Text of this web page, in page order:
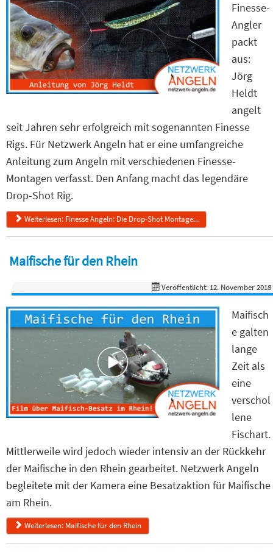
Finesse-
Angler
packt
aus:
Jörg
Heldt
angelt
seit Jahren sehr erfolgreich mit sogenannten Finesse
Rigs. Für Netzwerk Angeln hat er eine umfangreiche
Anleitung zum Angeln mit verschiedenen Finesse-
Montagen verfasst. Den Anfang macht das legendäre
Drop-Shot Rig.
Weiterlesen: Finesse Angeln: Die Drop-Shot Montage...
Maifische für den Rhein
Veröffentlicht: 12. November 2018
Maifisch
e galten
lange
Zeit als
eine
verschol
lene
Fischart.
Mittlerweile wird jedoch wieder intensiv an der Rückkehr
der Maifische in den Rhein gearbeitet. Netzwerk Angeln
begleitete mit der Kamera eine Besatzaktion für Maifische
am Rhein.
Weiterlesen: Maifische für den Rhein